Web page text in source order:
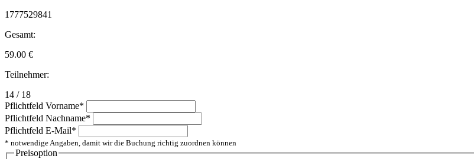
1777529841
Gesamt:
59.00 €
Teilnehmer:
14 / 18
Pflichtfeld Vorname*
Pflichtfeld Nachname*
Pflichtfeld E-Mail*
* notwendige Angaben, damit wir die Buchung richtig zuordnen können
Preisoption